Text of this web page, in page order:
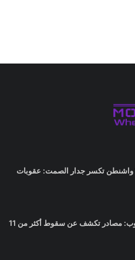
واشنطن تكسر جدار الصمت: عقوبات
مجزرة في الجنوب: مصادر تكشف عن سقوط أكثر من 11